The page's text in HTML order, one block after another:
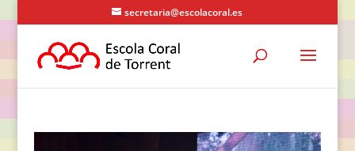
secretaria@escolacoral.es